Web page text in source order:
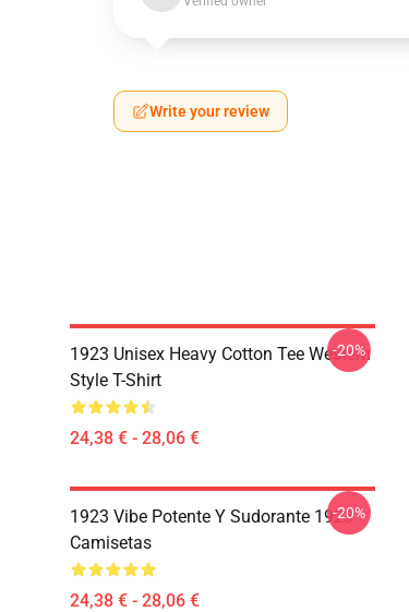
Write your review
1923 Unisex Heavy Cotton Tee Western
Style T-Shirt
24,38 € - 28,06 €
-20%
1923 Vibe Potente Y Sudorante 1923
Camisetas
24,38 € - 28,06 €
-20%